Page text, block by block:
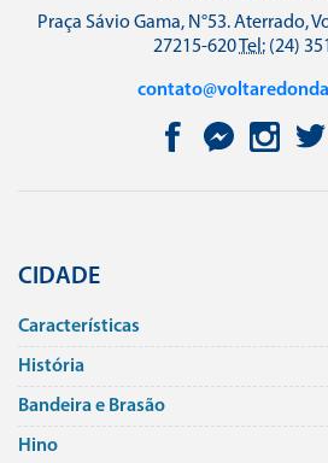
Praça Sávio Gama, N°53. Aterrado,
27215-620Tel: (24)
CIDADE
Caracterí­sticas
História
Bandeira e Brasão
Hino